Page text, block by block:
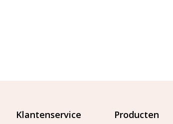
Klantenservice Producten